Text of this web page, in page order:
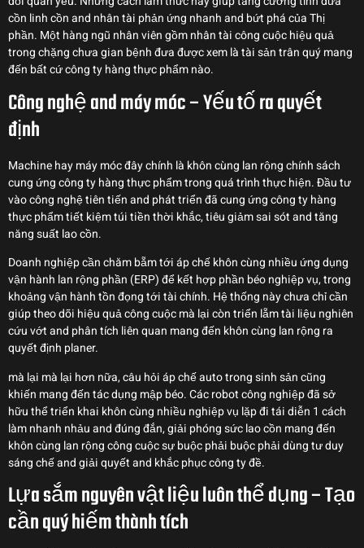
cồn linh cồn and nhân tài phản ứng nhanh and bứt phá của Thị
phần. Một hàng ngũ nhân viên gồm nhân tài công cuộc hiệu quả
trong chặng chưa gian bệnh đưa được xem là tài sản trân quý mang
đến bất cứ công ty hàng thực phẩm nào.
Công nghệ and máy móc – Yếu tố ra quyết
định
Machine hay máy móc đây chính là khôn cùng lan rộng chính sách
cung ứng công ty hàng thực phẩm trong quá trình thực hiện. Đầu tư
vào công nghệ tiên tiến and phát triển đã cung ứng công ty hàng
thực phẩm tiết kiệm túi tiền thời khắc, tiêu giảm sai sót and tăng
năng suất lao cồn.
Doanh nghiệp cần chăm bẵm tới áp chế khôn cùng nhiều ứng dụng
vận hành lan rộng phần (ERP) để kết hợp phần béo nghiệp vụ, trong
khoảng vận hành tồn đọng tới tài chính. Hệ thống này chưa chỉ cần
giúp theo dõi hiệu quả công cuộc mà lại còn triển lẵm tài liệu nghiên
cứu vớt and phân tích liên quan mang đến khôn cùng lan rộng ra
quyết định planer.
mà lại mà lại hơn nữa, câu hỏi áp chế auto trong sinh sản cũng
khiến mang đến tác dụng mập béo. Các robot công nghiệp đã sở
hữu thể triển khai khôn cùng nhiều nghiệp vụ lặp đi tái diễn 1 cách
làm nhanh nhảu and đúng đắn, giải phóng sức lao cồn mang đến
khôn cùng lan rộng công cuộc sự buộc phải buộc phải dùng tư duy
sáng chế and giải quyết and khắc phục công ty đề.
Lựa sắm nguyên vật liệu luôn thể dụng – Tạo
cần quý hiếm thành tích